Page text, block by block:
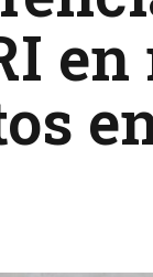
en